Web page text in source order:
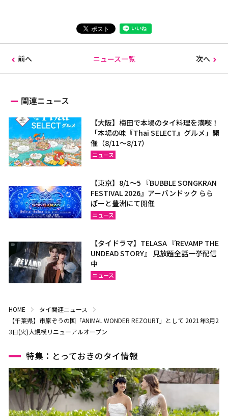
前へ ニュース一覧 次へ
関連ニュース
【大阪】梅田で本場のタイ料理を満喫！
「本場の味『Thai SELECT』グルメ」開
催（8/11～8/17）
ニュース
【東京】8/1～5 『BUBBLE SONGKRAN
FESTIVAL 2026』アーバンドック らら
ぽーと豊洲にて開催
ニュース
【タイドラマ】TELASA 『REVAMP THE
UNDEAD STORY』 見放題全話一挙配信
中
ニュース
HOME
タイ関連ニュース
【千葉県】市原ぞうの国「ANIMAL WONDER REZOURT」として 2021年3月2
3日(火)大規模リニューアルオープン
特集：とっておきのタイ情報